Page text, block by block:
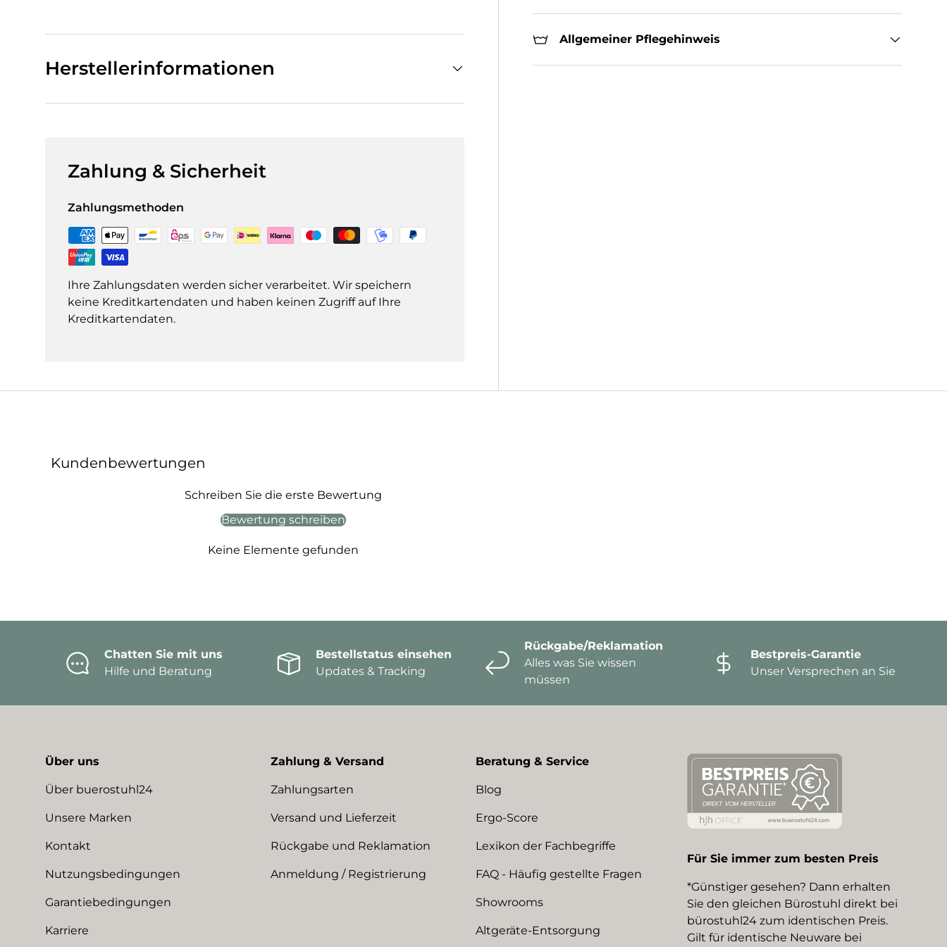
Allgemeiner Pflegehinweis
Herstellerinformationen
Zahlung & Sicherheit
Zahlungsmethoden
Ihre Zahlungsdaten werden sicher verarbeitet. Wir speichern
keine Kreditkartendaten und haben keinen Zugriff auf Ihre
Kreditkartendaten.
Kundenbewertungen
Schreiben Sie die erste Bewertung
Bewertung schreiben
Keine Elemente gefunden
Chatten Sie mit uns
Hilfe und Beratung
Bestellstatus einsehen
Updates & Tracking
Rückgabe/Reklamation
Alles was Sie wissen
müssen
Bestpreis-Garantie
Unser Versprechen an Sie
Über uns
Über buerostuhl24
Unsere Marken
Kontakt
Nutzungsbedingungen
Garantiebedingungen
Karriere
Zahlung & Versand
Zahlungsarten
Versand und Lieferzeit
Rückgabe und Reklamation
Anmeldung / Registrierung
Beratung & Service
Blog
Ergo-Score
Lexikon der Fachbegriffe
FAQ - Häufig gestellte Fragen
Showrooms
Altgeräte-Entsorgung
Für Sie immer zum besten Preis
*Günstiger gesehen? Dann erhalten
Sie den gleichen Bürostuhl direkt bei
bürostuhl24 zum identischen Preis.
Gilt für identische Neuware bei